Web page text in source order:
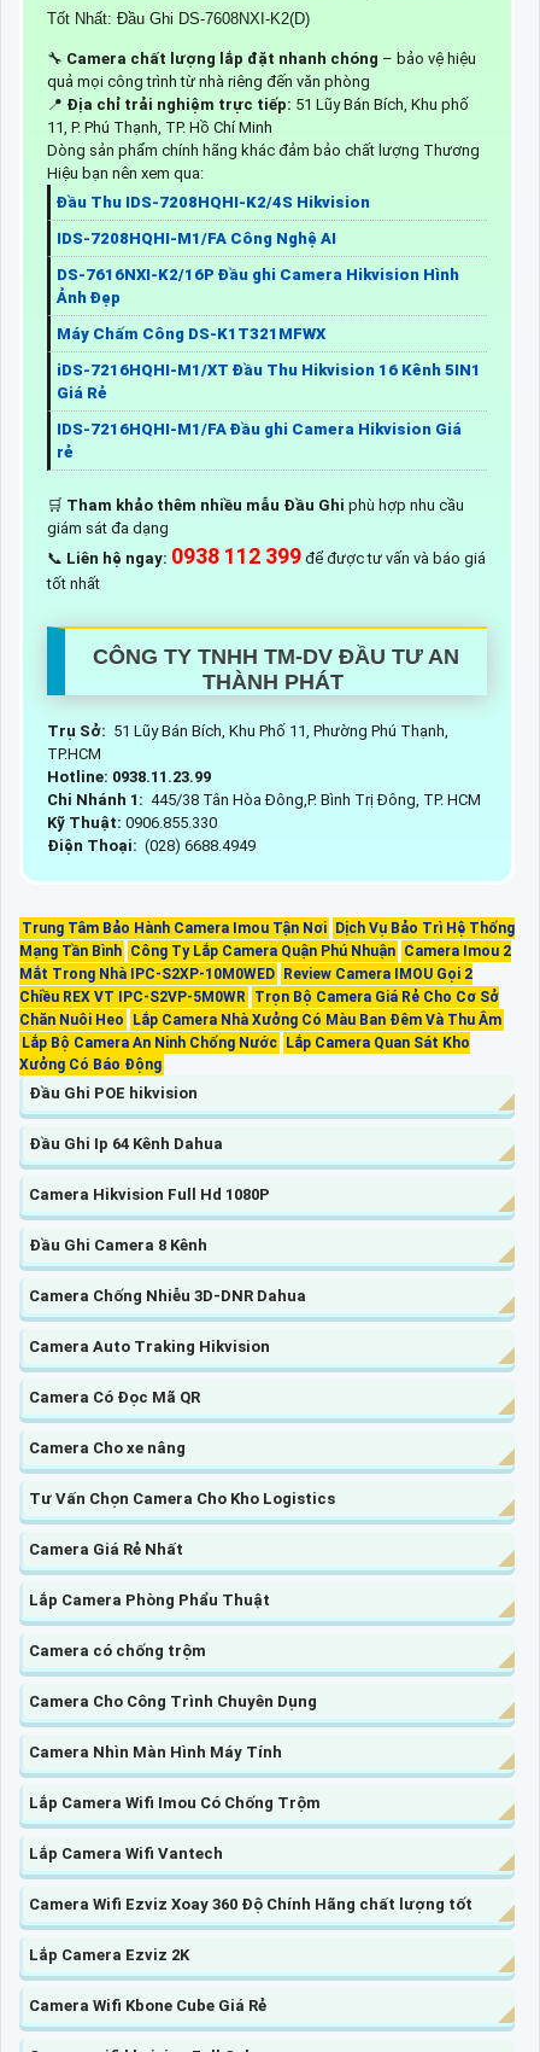
Tốt Nhất: Đầu Ghi DS-7608NXI-K2(D)
🔧 Camera chất lượng lắp đặt nhanh chóng – bảo vệ hiệu
quả mọi công trình từ nhà riêng đến văn phòng
📍 Địa chỉ trải nghiệm trực tiếp: 51 Lũy Bán Bích, Khu phố
11, P. Phú Thạnh, TP. Hồ Chí Minh
Dòng sản phẩm chính hãng khác đảm bảo chất lượng Thương
Hiệu bạn nên xem qua:
Đầu Thu IDS-7208HQHI-K2/4S Hikvision
IDS-7208HQHI-M1/FA Công Nghệ AI
DS-7616NXI-K2/16P Đầu ghi Camera Hikvision Hình
Ảnh Đẹp
Máy Chấm Công DS-K1T321MFWX
iDS-7216HQHI-M1/XT Đầu Thu Hikvision 16 Kênh 5IN1
Giá Rẻ
IDS-7216HQHI-M1/FA Đầu ghi Camera Hikvision Giá
rẻ
🛒 Tham khảo thêm nhiều mẫu Đầu Ghi phù hợp nhu cầu
giám sát đa dạng
📞 Liên hệ ngay: 0938 112 399 để được tư vấn và báo giá
tốt nhất
CÔNG TY TNHH TM-DV ĐẦU TƯ AN
THÀNH PHÁT
Trụ Sở: 51 Lũy Bán Bích, Khu Phố 11, Phường Phú Thạnh,
TP.HCM
Hotline: 0938.11.23.99
Chi Nhánh 1: 445/38 Tân Hòa Đông,P. Bình Trị Đông, TP. HCM
Kỹ Thuật: 0906.855.330
Điện Thoại: (028) 6688.4949
Trung Tâm Bảo Hành Camera Imou Tận Nơi Dịch Vụ Bảo Trì Hệ Thống
Mạng Tần Bình Công Ty Lắp Camera Quận Phú Nhuận Camera Imou 2
Mắt Trong Nhà IPC-S2XP-10M0WED Review Camera IMOU Gọi 2
Chiều REX VT IPC-S2VP-5M0WR
Trọn Bộ Camera Giá Rẻ Cho Cơ Sở
Chăn Nuôi Heo
Lắp Camera Nhà Xưởng Có Màu Ban Đêm Và Thu Âm
Lắp Bộ Camera An Ninh Chống Nước Lắp Camera Quan Sát Kho
Xưởng Có Báo Động
Đầu Ghi POE hikvision
Đầu Ghi Ip 64 Kênh Dahua
Camera Hikvision Full Hd 1080P
Đầu Ghi Camera 8 Kênh
Camera Chống Nhiễu 3D-DNR Dahua
Camera Auto Traking Hikvision
Camera Có Đọc Mã QR
Camera Cho xe nâng
Tư Vấn Chọn Camera Cho Kho Logistics
Camera Giá Rẻ Nhất
Lắp Camera Phòng Phẩu Thuật
Camera có chống trộm
Camera Cho Công Trình Chuyên Dụng
Camera Nhìn Màn Hình Máy Tính
Lắp Camera Wifi Imou Có Chống Trộm
Lắp Camera Wifi Vantech
Camera Wifi Ezviz Xoay 360 Độ Chính Hãng chất lượng tốt
Lắp Camera Ezviz 2K
Camera Wifi Kbone Cube Giá Rẻ